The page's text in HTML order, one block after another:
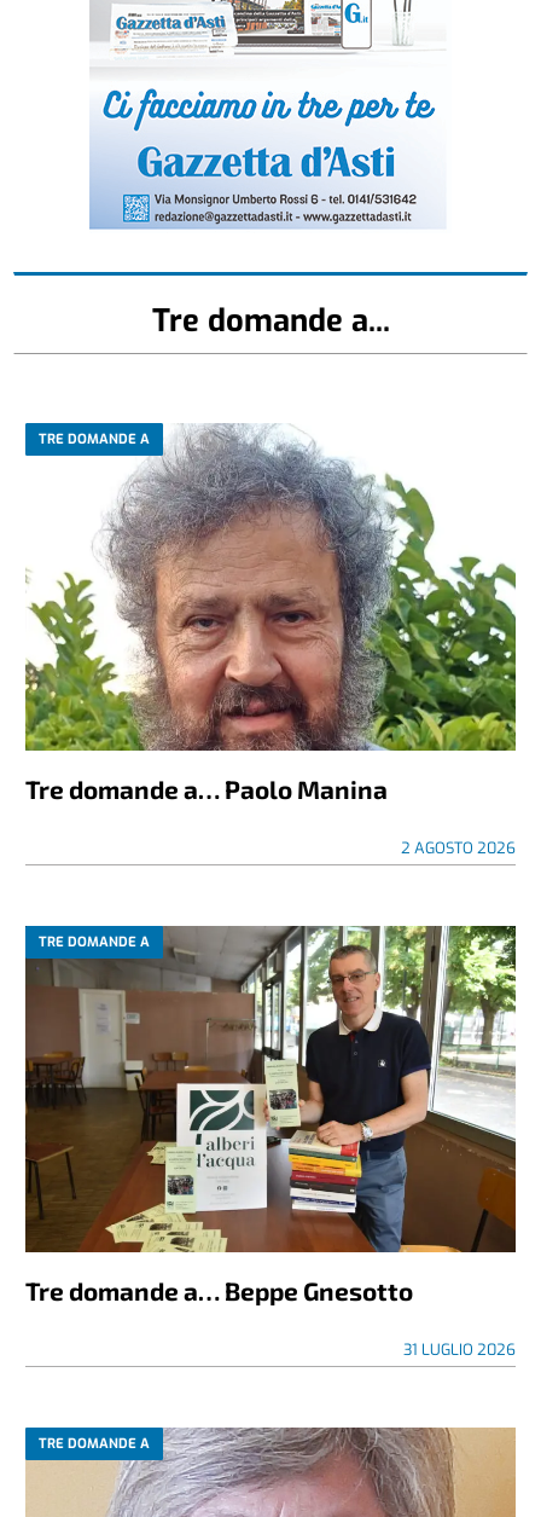
Tre domande a...
TRE DOMANDE A
Tre domande a… Paolo Manina
2 AGOSTO 2026
TRE DOMANDE A
Tre domande a… Beppe Gnesotto
31 LUGLIO 2026
TRE DOMANDE A